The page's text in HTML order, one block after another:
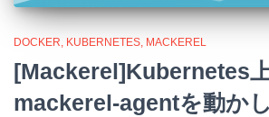
DOCKER KUBERNETES MACKEREL
[Mackerel]Kubernetes
mackerel-agentを動か